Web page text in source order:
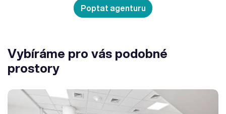
Poptat agenturu
Vybíráme pro vás podobné
prostory